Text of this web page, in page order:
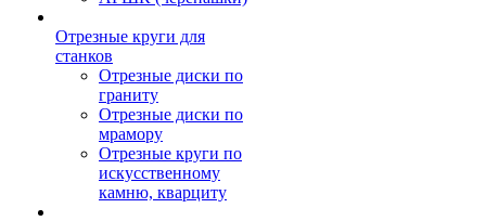
Отрезные круги для
станков
Отрезные диски по
граниту
Отрезные диски по
мрамору
Отрезные круги по
искусственному
камню, кварциту